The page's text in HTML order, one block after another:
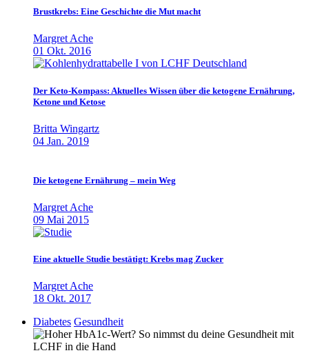
Brustkrebs: Eine Geschichte die Mut macht
Margret Ache
01 Okt. 2016
Der Keto-Kompass: Aktuelles Wissen über die ketogene Ernährung,
Ketone und Ketose
Britta Wingartz
04 Jan. 2019
Die ketogene Ernährung – mein Weg
Margret Ache
09 Mai 2015
Eine aktuelle Studie bestätigt: Krebs mag Zucker
Margret Ache
18 Okt. 2017
Diabetes Gesundheit